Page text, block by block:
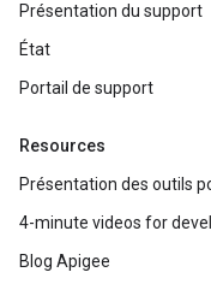
Présentation du support
État
Portail de support
Resources
Présentation des outils
4-minute videos for
Blog Apigee